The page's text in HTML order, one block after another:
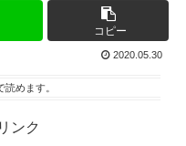
コピー
2020.05.30
読めます。
ンク